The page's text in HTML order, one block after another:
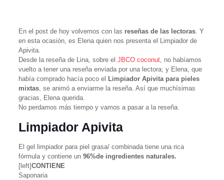
En el post de hoy volvemos con las reseñas de las lectoras. Y
en esta ocasión, es Elena quien nos presenta el Limpiador de
Apivita.
Desde la reseña de Lina, sobre el JBCO coconut, no habíamos
vuelto a tener una reseña enviada por una lectora; y Elena, que
había comprado hacía poco el Limpiador Apivita para pieles
mixtas, se animó a enviarme la reseña. Así que muchísimas
gracias, Elena querida.
No perdamos más tiempo y vamos a pasar a la reseña.
Limpiador Apivita
El gel limpiador para piel grasa/ combinada tiene una rica
fórmula y contiene un 96%de ingredientes naturales.
[left]CONTIENE
Saponaria